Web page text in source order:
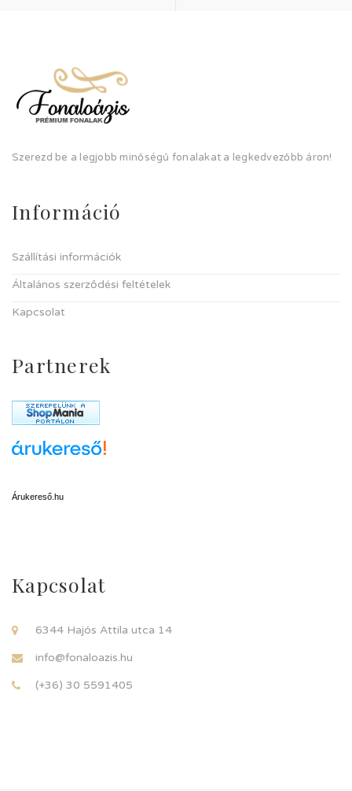
Szerezd be a legjobb minőségű fonalakat a legkedvezőbb áron!
Információ
Szállítási információk
Általános szerződési feltételek
Kapcsolat
Partnerek
Árukereső.hu
Kapcsolat
6344 Hajós Attila utca 14
info@fonaloazis.hu
(+36) 30 5591405